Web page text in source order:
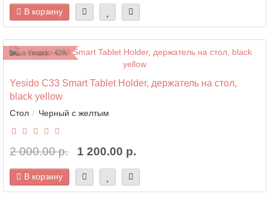
В корзину
Ваша скидка: -40%
Yesido C33 Smart Tablet Holder, держатель на стол,
black yellow
Стол Черный с желтым
2 000.00 р. 1 200.00 р.
В корзину